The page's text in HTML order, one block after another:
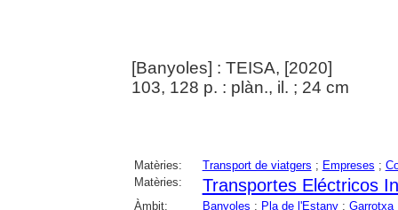
[Banyoles] : TEISA, [2020]
103, 128 p. : plàn., il. ; 24 cm
Matèries: Transport de viatgers ; Empreses ;
Matèries:
Transportes Eléctricos
Àmbit: Banyoles ; Pla de l'Estany; Garrotxa